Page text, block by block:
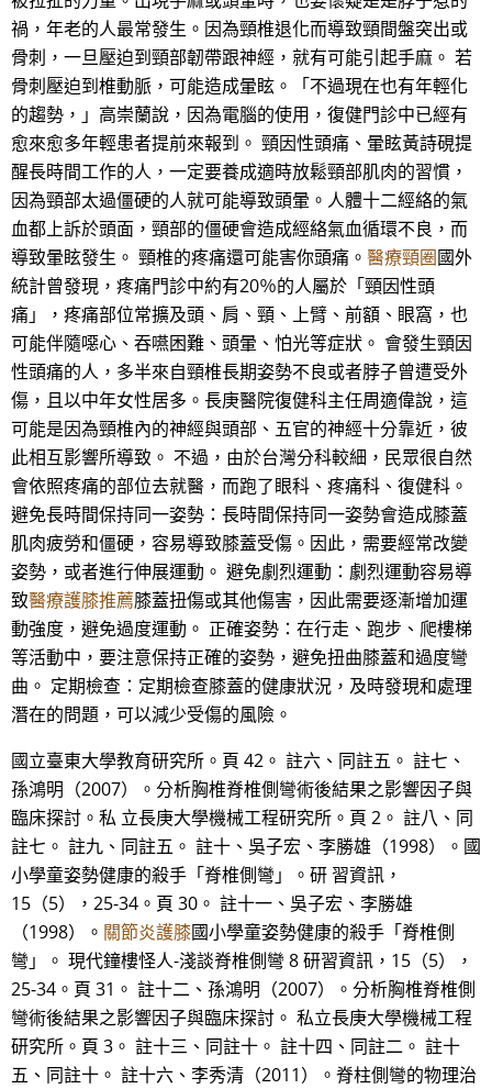
禍，年老的人最常發生。因為頸椎退化而導致頸間盤突出或
骨刺，一旦壓迫到頸部韌帶跟神經，就有可能引起手麻。 若
骨刺壓迫到椎動脈，可能造成暈眩。「不過現在也有年輕化
的趨勢，」高崇蘭說，因為電腦的使用，復健門診中已經有
愈來愈多年輕患者提前來報到。 頸因性頭痛、暈眩黃詩硯提
醒長時間工作的人，一定要養成適時放鬆頸部肌肉的習慣，
因為頸部太過僵硬的人就可能導致頭暈。人體十二經絡的氣
血都上訴於頭面，頸部的僵硬會造成經絡氣血循環不良，而
導致暈眩發生。 頸椎的疼痛還可能害你頭痛。 醫療頸圈國外
統計曾發現，疼痛門診中約有20％的人屬於「頸因性頭
痛」，疼痛部位常擴及頭、肩、頸、上臂、前額、眼窩，也
可能伴隨噁心、吞嚥困難、頭暈、怕光等症狀。 會發生頸因
性頭痛的人，多半來自頸椎長期姿勢不良或者脖子曾遭受外
傷，且以中年女性居多。長庚醫院復健科主任周適偉說，這
可能是因為頸椎內的神經與頭部、五官的神經十分靠近，彼
此相互影響所導致。 不過，由於台灣分科較細，民眾很自然
會依照疼痛的部位去就醫，而跑了眼科、疼痛科、復健科。
避免長時間保持同一姿勢：長時間保持同一姿勢會造成膝蓋
肌肉疲勞和僵硬，容易導致膝蓋受傷。因此，需要經常改變
姿勢，或者進行伸展運動。 避免劇烈運動：劇烈運動容易導
致醫療護膝推薦膝蓋扭傷或其他傷害，因此需要逐漸增加運
動強度，避免過度運動。 正確姿勢：在行走、跑步、爬樓梯
等活動中，要注意保持正確的姿勢，避免扭曲膝蓋和過度彎
曲。 定期檢查：定期檢查膝蓋的健康狀況，及時發現和處理
潛在的問題，可以減少受傷的風險。
國立臺東大學教育研究所。頁 42。 註六、同註五。 註七、
孫鴻明（2007）。分析胸椎脊椎側彎術後結果之影響因子與
臨床探討。私 立長庚大學機械工程研究所。頁 2。 註八、同
註七。 註九、同註五。 註十、吳子宏、李勝雄（1998）。國
小學童姿勢健康的殺手「脊椎側彎」。研 習資訊，
15（5），25-34。頁 30。 註十一、吳子宏、李勝雄
（1998）。 關節炎護膝國小學童姿勢健康的殺手「脊椎側
彎」。 現代鐘樓怪人-淺談脊椎側彎 8 研習資訊，15（5），
25-34。頁 31。 註十二、孫鴻明（2007）。分析胸椎脊椎側
彎術後結果之影響因子與臨床探討。 私立長庚大學機械工程
研究所。頁 3。 註十三、同註十。 註十四、同註二。 註十
五、同註十。 註十六、李秀清（2011）。脊柱側彎的物理治